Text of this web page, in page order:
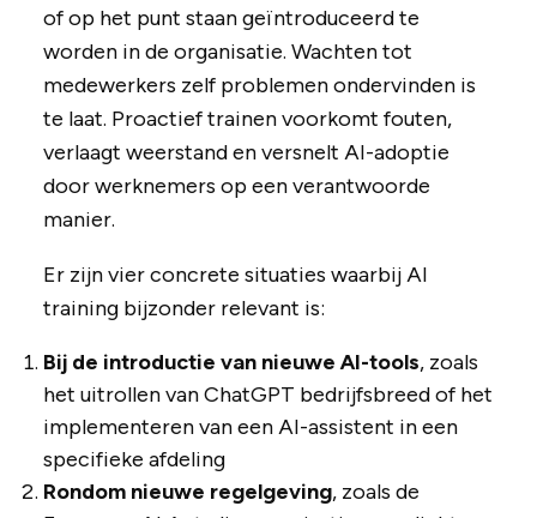
of op het punt staan geïntroduceerd te
worden in de organisatie. Wachten tot
medewerkers zelf problemen ondervinden is
te laat. Proactief trainen voorkomt fouten,
verlaagt weerstand en versnelt AI-adoptie
door werknemers op een verantwoorde
manier.
Er zijn vier concrete situaties waarbij AI
training bijzonder relevant is:
Bij de introductie van nieuwe AI-tools, zoals
het uitrollen van ChatGPT bedrijfsbreed of het
implementeren van een AI-assistent in een
specifieke afdeling
Rondom nieuwe regelgeving, zoals de